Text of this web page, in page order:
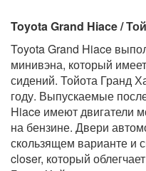
Toyota Grand Hiace /
Toyota Grand Hiace
минивэна, который
сидений. Тойота Гранд
году. Выпускаемые
Hiace имеют двигатели
на бензине. Двери
скользящем варианте и
closer, который